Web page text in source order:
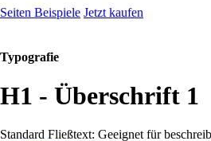
Seiten Beispiele Jetzt kaufen
Typografie
H1 - Überschrift 1
Standard Fließtext: Geeignet für